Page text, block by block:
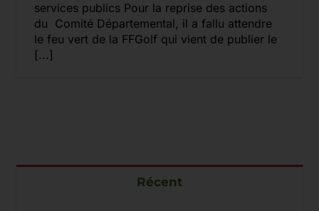
services publics Pour la reprise des actions
du Comité Départemental, il a fallu attendre
le feu vert de la FFGolf qui vient de publier le
[...]
Récent